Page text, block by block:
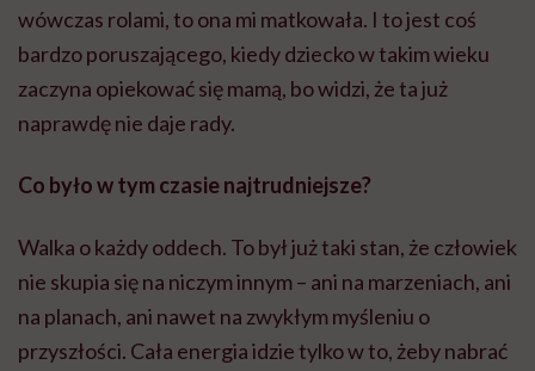
wówczas rolami, to ona mi matkowała. I to jest coś
bardzo poruszającego, kiedy dziecko w takim wieku
zaczyna opiekować się mamą, bo widzi, że ta już
naprawdę nie daje rady.
Co było w tym czasie najtrudniejsze?
Walka o każdy oddech. To był już taki stan, że człowiek
nie skupia się na niczym innym – ani na marzeniach, ani
na planach, ani nawet na zwykłym myśleniu o
przyszłości. Cała energia idzie tylko w to, żeby nabrać